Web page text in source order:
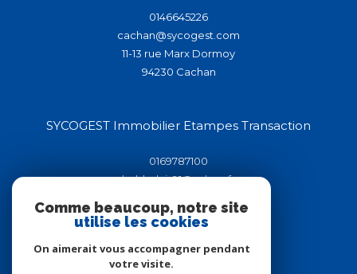
0146645226
cachan@sycogest.com
11-13 rue Marx Dormoy
94230
cachan
SYCOGEST Immobilier Etampes Transaction
0169787100
helderluis91@yahoo.fr
91150
étampes
Adhérents
Comme beaucoup, notre site
utilise les cookies
On aimerait vous accompagner pendant
votre visite.